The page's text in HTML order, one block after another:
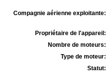
Compagnie aérienne exploitante:
Propriétaire de l'appareil:
Nombre de moteurs:
Type de moteur:
Statut: